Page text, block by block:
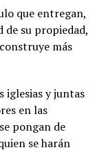
que entregan,
de su propiedad,
más
iglesias y juntas
en las
pongan de
se harán